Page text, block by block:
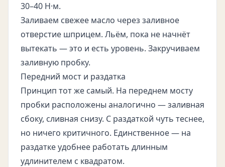
30–40 Н·м.
Заливаем свежее масло через заливное
отверстие шприцем. Льём, пока не начнёт
вытекать — это и есть уровень. Закручиваем
заливную пробку.
Передний мост и раздатка
Принцип тот же самый. На переднем мосту
пробки расположены аналогично — заливная
сбоку, сливная снизу. С раздаткой чуть теснее,
но ничего критичного. Единственное — на
раздатке удобнее работать длинным
удлинителем с квадратом.